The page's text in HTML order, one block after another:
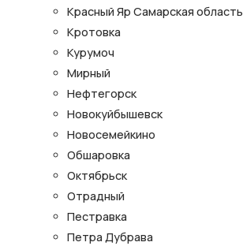
Красный Яр Самарская область
Кротовка
Курумоч
Мирный
Нефтегорск
Новокуйбышевск
Новосемейкино
Обшаровка
Октябрьск
Отрадный
Пестравка
Петра Дубрава